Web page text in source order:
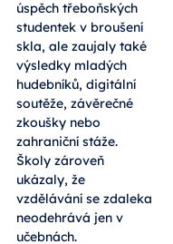
úspěch třeboňských
studentek v broušení
skla, ale zaujaly také
výsledky mladých
hudebníků, digitální
soutěže, závěrečné
zkoušky nebo
zahraniční stáže.
Školy zároveň
ukázaly, že
vzdělávání se zdaleka
neodehrává jen v
učebnách.